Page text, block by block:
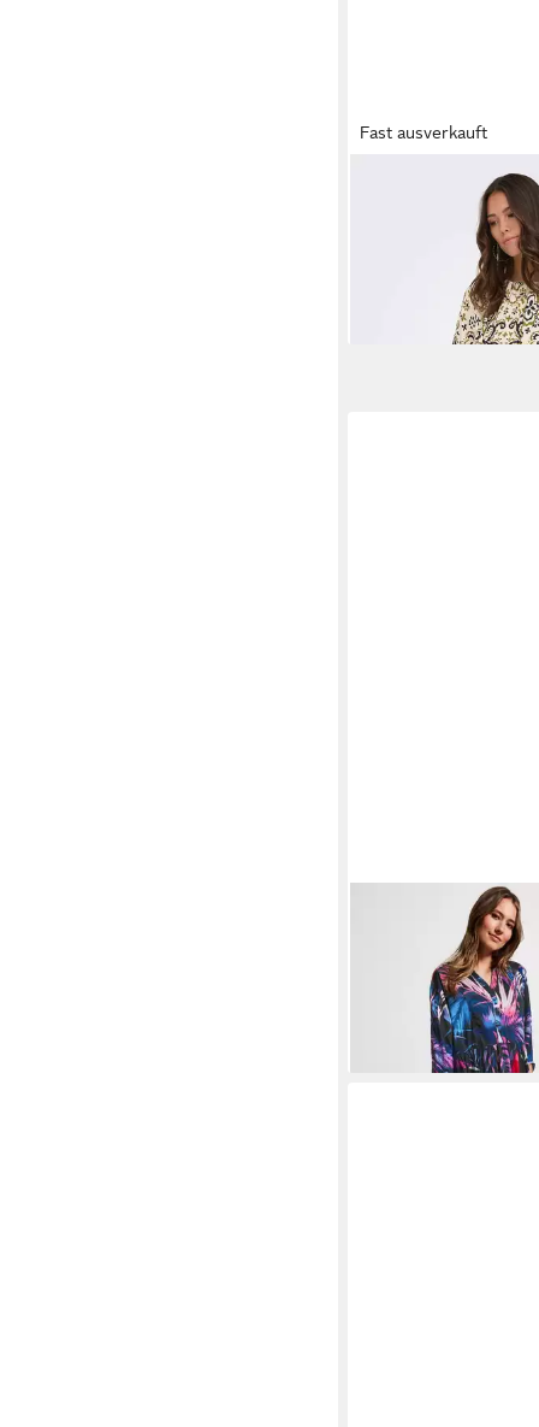
Fast ausverkauft
Cocktailkleid
Drapiert/gerafft
39,00 €
Sommerkleid